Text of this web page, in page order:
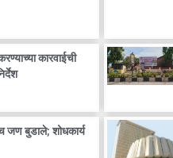
कारवाईची
जण बुडाले; शोधकार्य